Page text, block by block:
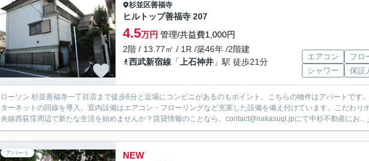
杉並区善福寺
ヒルトップ善福寺 207
4.5万円 管理/共益費1,000円
2階 / 13.77㎡ / 1R /築46年 /2階建
西武新宿線 「 上石神井 」駅 徒歩21分
エアコン フロ
シャワー
保証
ローソン 杉並善福寺一丁目店まで徒歩6分と近場にコンビニがあるのもポイント。こちらの物件はアパートです
ターネットの回線を導入。室内設備はエアコン・フローリングなど充実した設備を備え付けています。こだわり
央線西荻窪周辺で新たな生活を始めませんか？賃貸情報のことなら、contact@nakasugi.jpにて中杉不動産にお...
アパート NEW